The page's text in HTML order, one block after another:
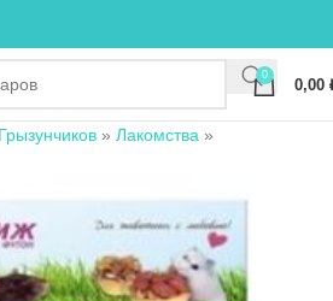
0
0,00
» Лакомства »